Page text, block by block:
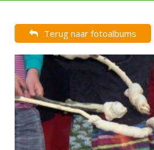
Terug naar fotoalbums